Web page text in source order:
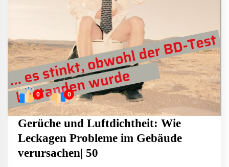
0 0
Gerüche und Luftdichtheit: Wie
Leckagen Probleme im Gebäude
verursachen| 50